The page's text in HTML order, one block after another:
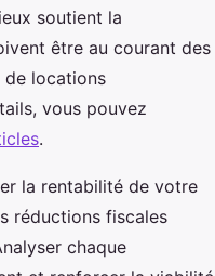
soutient la
être au courant des
de locations
vous pouvez
.
la rentabilité de votre
réductions fiscales
chaque